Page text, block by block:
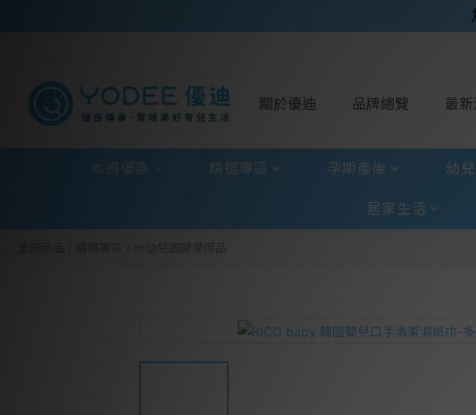
關於優迪 品牌總覽 最
本週優惠 精選專區 孕期產後 幼
居家生活